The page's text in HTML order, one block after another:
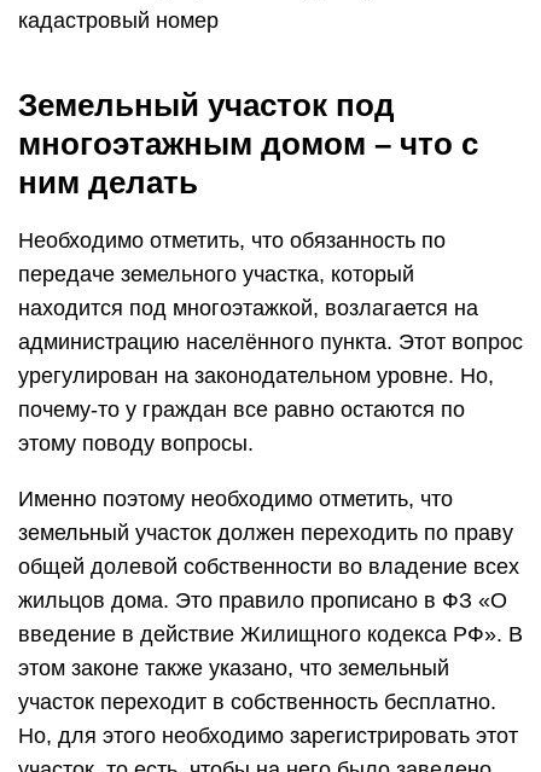
кадастровый номер
Земельный участок под
многоэтажным домом – что с
ним делать
Необходимо отметить, что обязанность по
передаче земельного участка, который
находится под многоэтажкой, возлагается на
администрацию населённого пункта. Этот вопрос
урегулирован на законодательном уровне. Но,
почему-то у граждан все равно остаются по
этому поводу вопросы.
Именно поэтому необходимо отметить, что
земельный участок должен переходить по праву
общей долевой собственности во владение всех
жильцов дома. Это правило прописано в ФЗ «О
введение в действие Жилищного кодекса РФ». В
этом законе также указано, что земельный
участок переходит в собственность бесплатно.
Но, для этого необходимо зарегистрировать этот